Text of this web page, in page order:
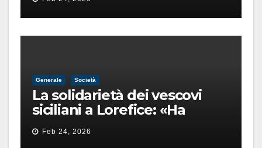
finita male
Generale Società
La solidarietà dei vescovi
siciliani a Lorefice: «Ha
difeso il valore e la dignità
dell’umanità»
Feb 24, 2026